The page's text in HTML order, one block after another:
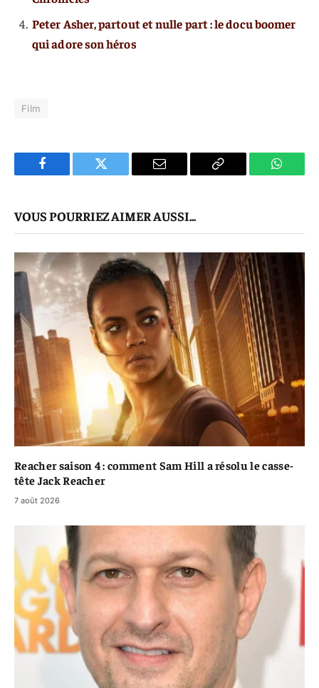
Peter Asher, partout et nulle part : le docu boomer
qui adore son héros
Film
Facebook Twitter
E-
Copier
VOUS POURRIEZ AIMER AUSSI...
Reacher saison 4 : comment Sam Hill a résolu le casse-
tête Jack Reacher
7 août 2026